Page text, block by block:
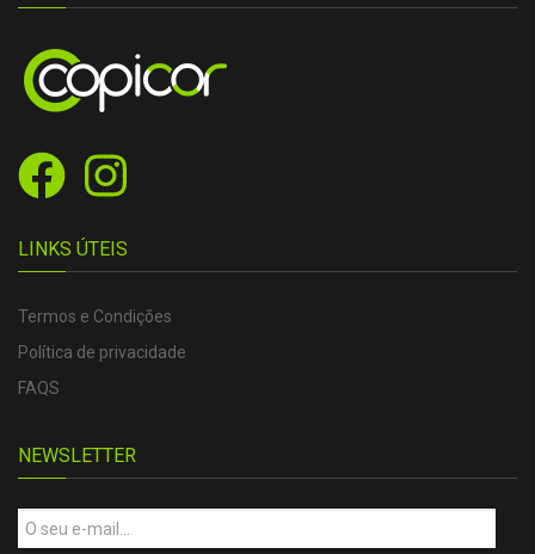
LINKS ÚTEIS
Termos e Condições
Política de privacidade
FAQS
NEWSLETTER